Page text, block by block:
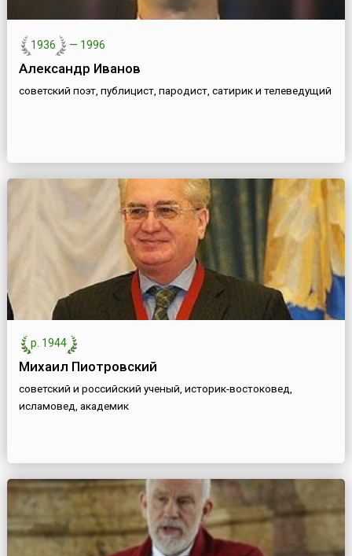
1936 — 1996
Александр Иванов
советский поэт, публицист, пародист, сатирик и телеведущий
р. 1944
Михаил Пиотровский
советский и российский ученый, историк-востоковед,
исламовед, академик